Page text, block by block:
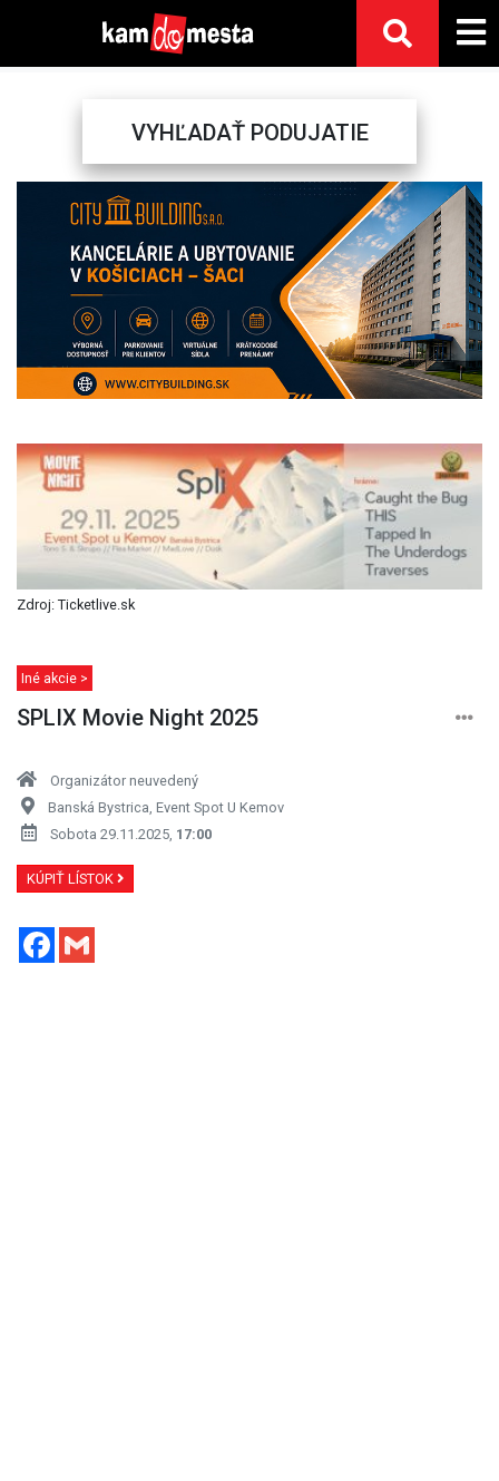
VYHĽADAŤ PODUJATIE
Previous Next
Zdroj: Ticketlive.sk
Iné akcie >
SPLIX Movie Night 2025
Organizátor neuvedený
Banská Bystrica, Event Spot U Kemov
Sobota 29.11.2025, 17:00
KÚPIŤ LÍSTOK
Facebook